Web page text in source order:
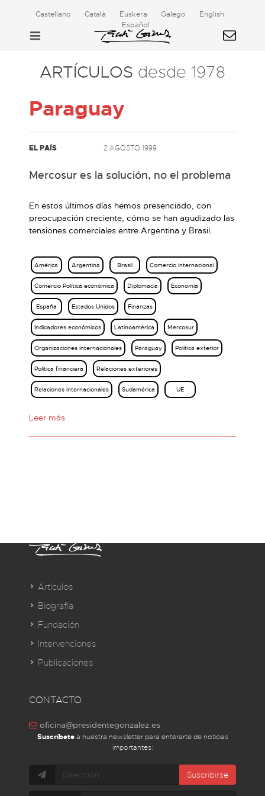
Castellano Català Euskera Galego
English
Español
ARTÍCULOS desde 1978
Paraguay
EL PAÍS 2 AGOSTO 1999
Mercosur es la solución, no el problema
En estos últimos días hemos presenciado, con
preocupación creciente, cómo se han agudizado las
tensiones comerciales entre Argentina y Brasil.
América Argentina Brasil Comercio internacional
Comercio Política económica Diplomacia Economía
España Estados Unidos Finanzas
Indicadores económicos Latinoamérica Mercosur
Organizaciones internacionales Paraguay Política exterior
Política financiera Relaciones exteriores
Relaciones internacionales Sudamérica UE
Leer más
Artículos
Biografía
Fundación
Intervenciones
Publicaciones
CONTACTO
oficina@presidentegonzalez.es
Suscríbetea nuestra newsletter para enterarte de noticias
importantes:
Suscribirse